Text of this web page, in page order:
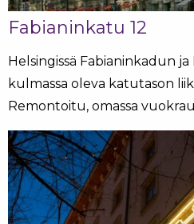
Fabianinkatu 12
Helsingissä Fabianinkadun
kulmassa oleva katutason
Remontoitu, omassa